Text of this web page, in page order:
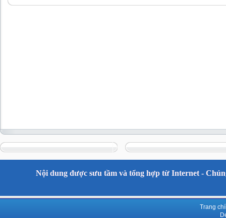
Nội dung được sưu tầm và tổng hợp từ Internet -
Trang